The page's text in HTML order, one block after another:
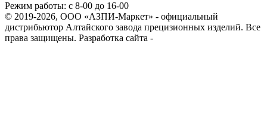
Режим работы: с 8-00 до 16-00
© 2019-2026, ООО «АЗПИ-Маркет» - официальный
дистрибьютор Алтайского завода прецизионных изделий. Все
права защищены. Разработка сайта -